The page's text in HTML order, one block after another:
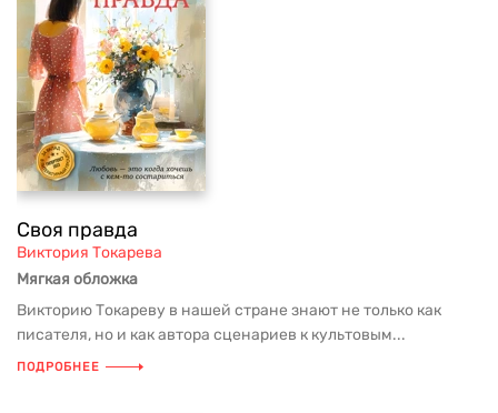
Своя правда
Виктория Токарева
Мягкая обложка
Викторию Токареву в нашей стране знают не только как
писателя, но и как автора сценариев к культовым...
ПОДРОБНЕЕ